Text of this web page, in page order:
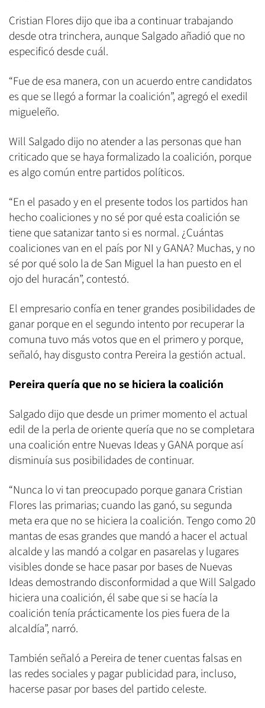
Cristian Flores dijo que iba a continuar trabajando
desde otra trinchera, aunque Salgado añadió que no
especificó desde cuál.
“Fue de esa manera, con un acuerdo entre candidatos
es que se llegó a formar la coalición”, agregó el exedil
migueleño.
Will Salgado dijo no atender a las personas que han
criticado que se haya formalizado la coalición, porque
es algo común entre partidos políticos.
“En el pasado y en el presente todos los partidos han
hecho coaliciones y no sé por qué esta coalición se
tiene que satanizar tanto si es normal. ¿Cuántas
coaliciones van en el país por NI y GANA? Muchas, y no
sé por qué solo la de San Miguel la han puesto en el
ojo del huracán”, contestó.
El empresario confía en tener grandes posibilidades de
ganar porque en el segundo intento por recuperar la
comuna tuvo más votos que en el primero y porque,
señaló, hay disgusto contra Pereira la gestión actual.
Pereira quería que no se hiciera la coalición
Salgado dijo que desde un primer momento el actual
edil de la perla de oriente quería que no se completara
una coalición entre Nuevas Ideas y GANA porque así
disminuía sus posibilidades de continuar.
“Nunca lo vi tan preocupado porque ganara Cristian
Flores las primarias; cuando las ganó, su segunda
meta era que no se hiciera la coalición. Tengo como 20
mantas de esas grandes que mandó a hacer el actual
alcalde y las mandó a colgar en pasarelas y lugares
visibles donde se hace pasar por bases de Nuevas
Ideas demostrando disconformidad a que Will Salgado
hiciera una coalición, él sabe que si se hacía la
coalición tenía prácticamente los pies fuera de la
alcaldía”, narró.
También señaló a Pereira de tener cuentas falsas en
las redes sociales y pagar publicidad para, incluso,
hacerse pasar por bases del partido celeste.